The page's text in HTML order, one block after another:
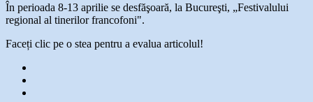
În perioada 8-13 aprilie se desfăşoară, la Bucureşti, „Festivalului
regional al tinerilor francofoni".
Faceți clic pe o stea pentru a evalua articolul!